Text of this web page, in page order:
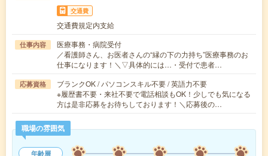
交通費
交通費規定内支給
仕事内容
医療事務・病院受付
／看護師さん、お医者さんの“縁の下の力持ち”医療事務のお
仕事になります！＼▽具体的には…・受付で患者…
応募資格
ブランクOK / パソコンスキル不要 / 英語力不要
※履歴書不要・来社不要で電話相談もOK！少しでも気になる
方は是非応募をお待ちしております！＼応募後の…
職場の雰囲気
年齢層